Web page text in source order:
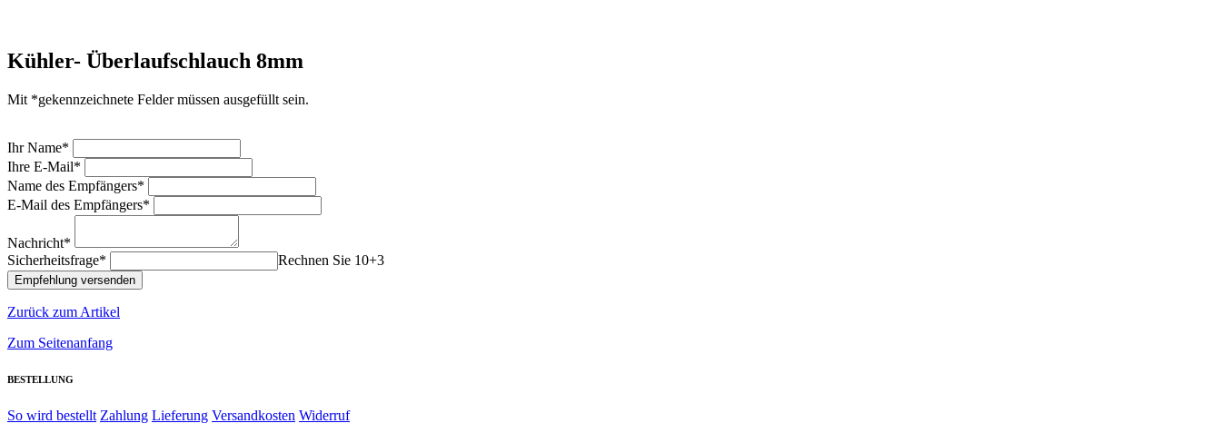
Kühler- Überlaufschlauch 8mm
Mit *gekennzeichnete Felder müssen ausgefüllt sein.
Ihr Name*
Ihre E-Mail*
Name des Empfängers*
E-Mail des Empfängers*
Nachricht*
Sicherheitsfrage*
Rechnen Sie 10+3
Zurück zum Artikel
Zum Seitenanfang
BESTELLUNG
So wird bestellt Zahlung Lieferung Versandkosten Widerruf